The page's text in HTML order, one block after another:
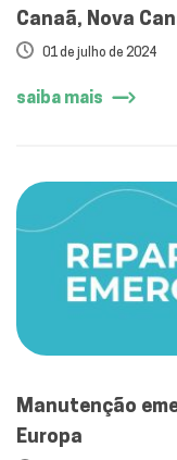
Canaã, Nova
HS Rio Preto
01 de julho de 2024
saiba mais
Manutenção
Europa